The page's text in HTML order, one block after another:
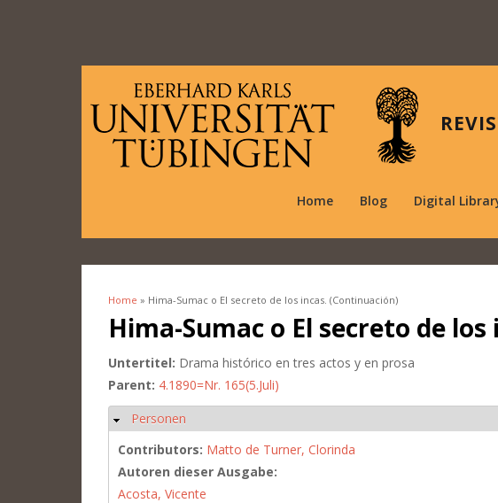
Home Blog Digital
You are here
Home » Hima-Sumac o El secreto de los incas. (Continuación)
Hima-Sumac o El secreto de
Untertitel: Drama histórico en tres actos y en prosa
Parent: 4.1890=Nr. 165(5.Juli)
Hide
Personen
Contributors: Matto de Turner, Clorinda
Autoren dieser Ausgabe:
Acosta, Vicente